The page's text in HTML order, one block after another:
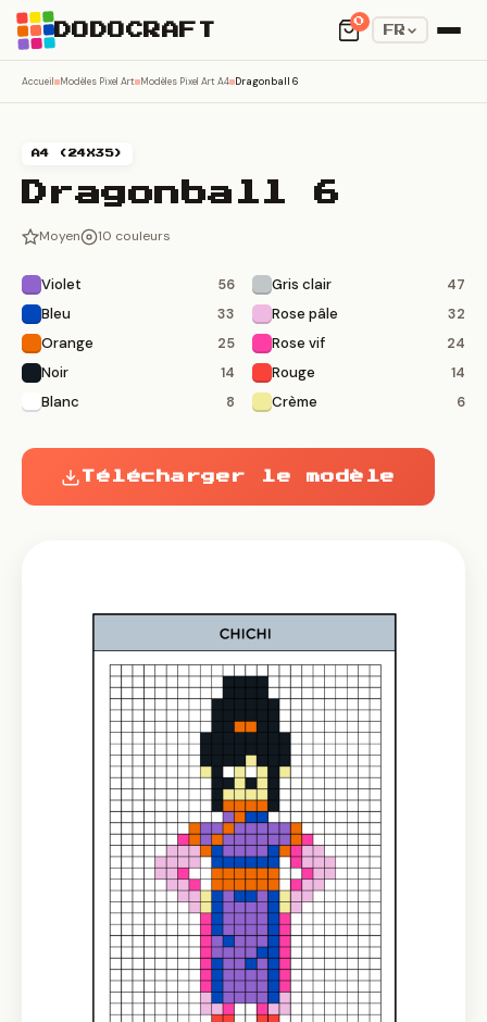
DODOCRAFT
0
FR
Accueil Modèles Pixel Art Modèles Pixel Art A4 Dragonball 6
A4 (24X35)
Dragonball 6
Moyen 10 couleurs
Violet 56 Gris clair 47
Bleu 33 Rose pâle 32
Orange 25 Rose vif 24
Noir 14 Rouge 14
Blanc 8 Crème 6
Télécharger le modèle